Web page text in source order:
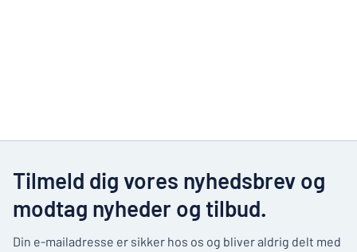
Tilmeld dig vores nyhedsbrev og
modtag nyheder og tilbud.
Din e-mailadresse er sikker hos os og bliver aldrig delt med